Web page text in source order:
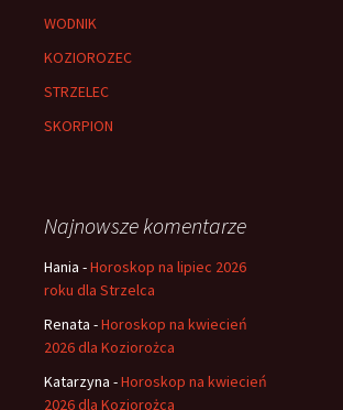
WODNIK
KOZIOROZEC
STRZELEC
SKORPION
Najnowsze komentarze
Hania -Horoskop na lipiec 2026
roku dla Strzelca
Renata -Horoskop na kwiecień
2026 dla Koziorożca
Katarzyna -Horoskop na kwiecień
2026 dla Koziorożca